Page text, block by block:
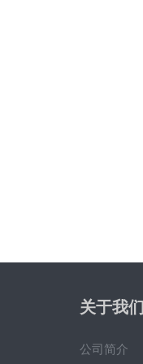
关于我们
公司简介